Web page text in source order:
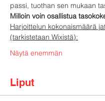
passi, tuothan sen mukaan
Milloin voin osallistua
Harjoittelun kokonaismäärä
(tarkistetaan Wixistä):
Näytä enemmän
Liput